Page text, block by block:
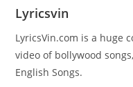
Lyricsvin
LyricsVin.com is a huge
video of bollywood
English Songs.